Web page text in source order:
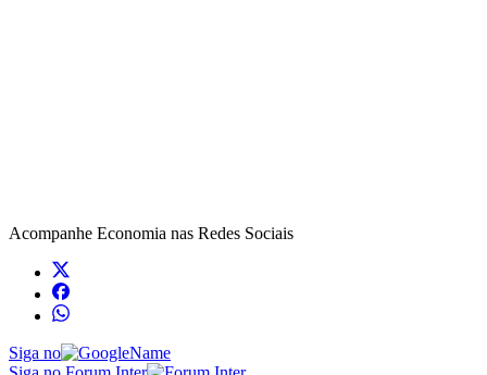
Acompanhe Economia nas Redes Sociais
Siga no